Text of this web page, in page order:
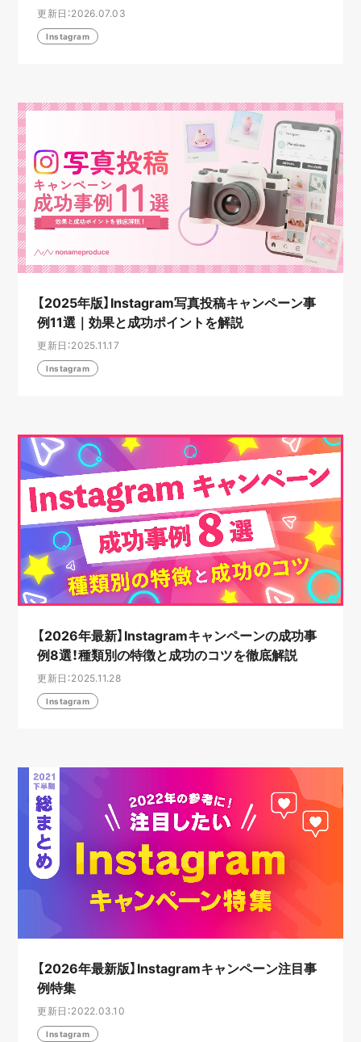
更新日：2026.07.03
Instagram
【2025年版】Instagram写真投稿キャンペーン事
例11選｜効果と成功ポイントを解説
更新日：2025.11.17
Instagram
【2026年最新】Instagramキャンペーンの成功事
例8選！種類別の特徴と成功のコツを徹底解説
更新日：2025.11.28
Instagram
【2026年最新版】Instagramキャンペーン注目事
例特集
更新日：2022.03.10
Instagram